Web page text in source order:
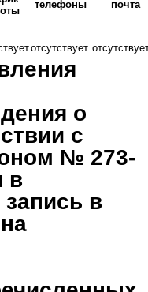
телефоны почта
отсутствует
о
с
№ 273-
в
в